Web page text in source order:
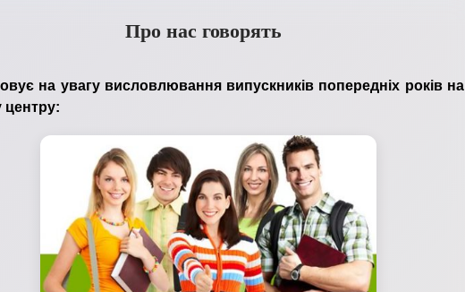
Про нас говорять
на увагу висловлювання випускників попередніх років на
центру: